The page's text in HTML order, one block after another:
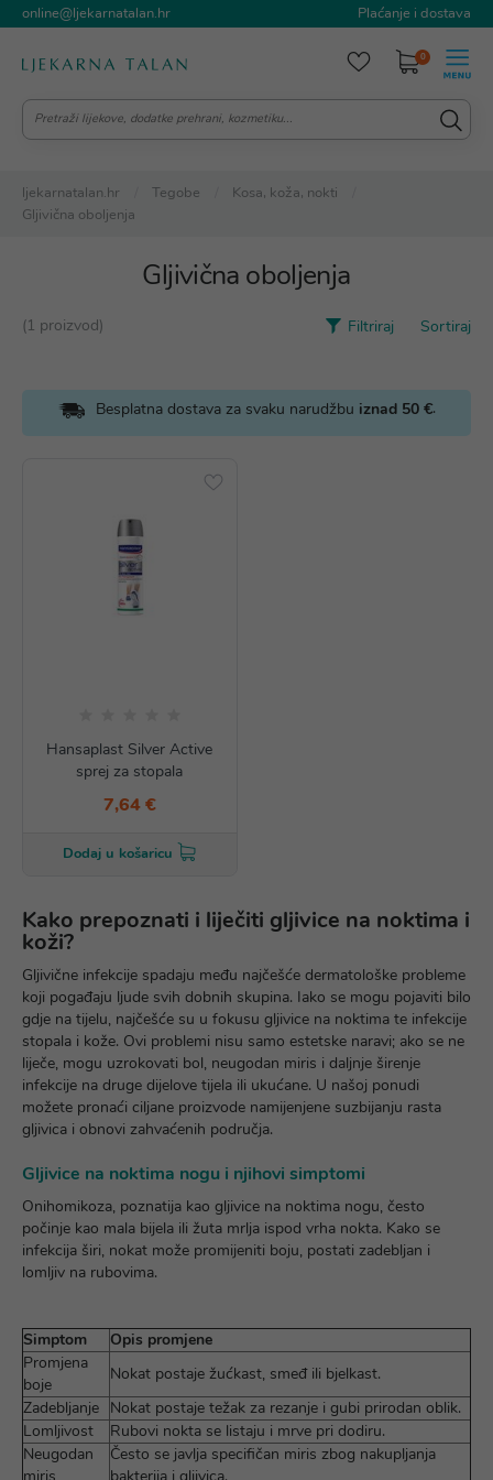
online@ljekarnatalan.hr Plaćanje i dostava
0
ljekarnatalan.hr Tegobe
Kosa, koža, nokti
Gljivična oboljenja
Gljivična oboljenja
(1 proizvod) Filtriraj Sortiraj
Besplatna dostava za svaku narudžbu iznad 50 €.
Hansaplast Silver Active
sprej za stopala
7,64 €
Dodaj u košaricu
Kako prepoznati i liječiti gljivice na noktima i
koži?
Gljivične infekcije spadaju među najčešće dermatološke probleme
koji pogađaju ljude svih dobnih skupina. Iako se mogu pojaviti bilo
gdje na tijelu, najčešće su u fokusu gljivice na noktima te infekcije
stopala i kože. Ovi problemi nisu samo estetske naravi; ako se ne
liječe, mogu uzrokovati bol, neugodan miris i daljnje širenje
infekcije na druge dijelove tijela ili ukućane. U našoj ponudi
možete pronaći ciljane proizvode namijenjene suzbijanju rasta
gljivica i obnovi zahvaćenih područja.
Gljivice na noktima nogu i njihovi simptomi
Onihomikoza, poznatija kao gljivice na noktima nogu, često
počinje kao mala bijela ili žuta mrlja ispod vrha nokta. Kako se
infekcija širi, nokat može promijeniti boju, postati zadebljan i
lomljiv na rubovima.
Simptom
Opis promjene
Promjena
boje
Nokat postaje žućkast, smeđ ili bjelkast.
Zadebljanje Nokat postaje težak za rezanje i gubi prirodan oblik.
Lomljivost
Rubovi nokta se listaju i mrve pri dodiru.
Neugodan
Često se javlja specifičan miris zbog nakupljanja